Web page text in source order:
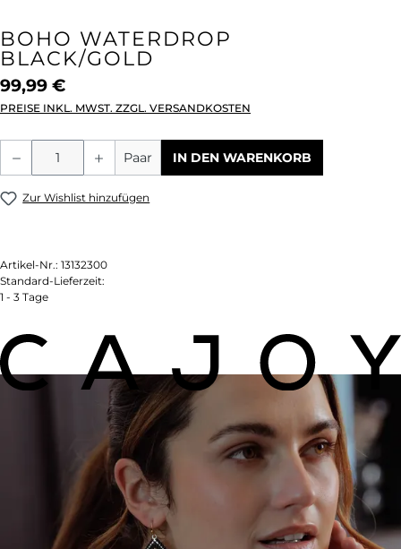
BOHO WATERDROP
BLACK/GOLD
99,99 €
PREISE INKL. MWST. ZZGL. VERSANDKOSTEN
Produkt Anzahl: Gib den gewünschten
Paar IN DEN WARENKORB
Zur Wishlist hinzufügen
Artikel-Nr.: 13132300
Standard-Lieferzeit:
1 - 3 Tage